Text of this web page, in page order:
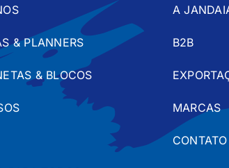
& PLANNERS
& BLOCOS
A
B2B
MARCAS
CONTATO